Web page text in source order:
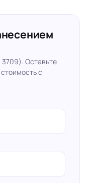
3709). Оставьте
с